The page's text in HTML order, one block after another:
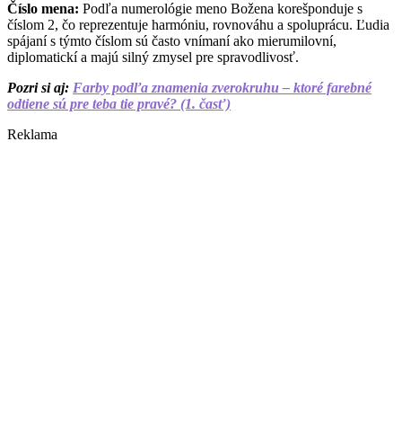
Číslo mena: Podľa numerológie meno Božena korešponduje s
číslom 2, čo reprezentuje harmóniu, rovnováhu a spoluprácu. Ľudia
spájaní s týmto číslom sú často vnímaní ako mierumilovní,
diplomatickí a majú silný zmysel pre spravodlivosť.
Pozri si aj: Farby podľa znamenia zverokruhu – ktoré farebné
odtiene sú pre teba tie pravé? (1. časť)
Reklama